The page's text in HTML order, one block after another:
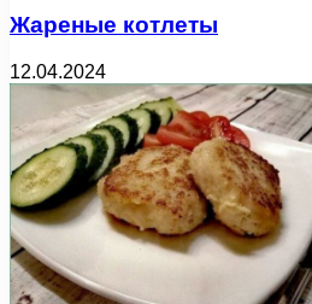
Жареные котлеты
12.04.2024